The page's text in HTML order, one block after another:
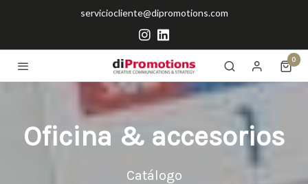
serviciocliente@dipromotions.com
0
Oficina & accesorios
Catálogo